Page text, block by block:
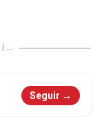
...
Seguir →